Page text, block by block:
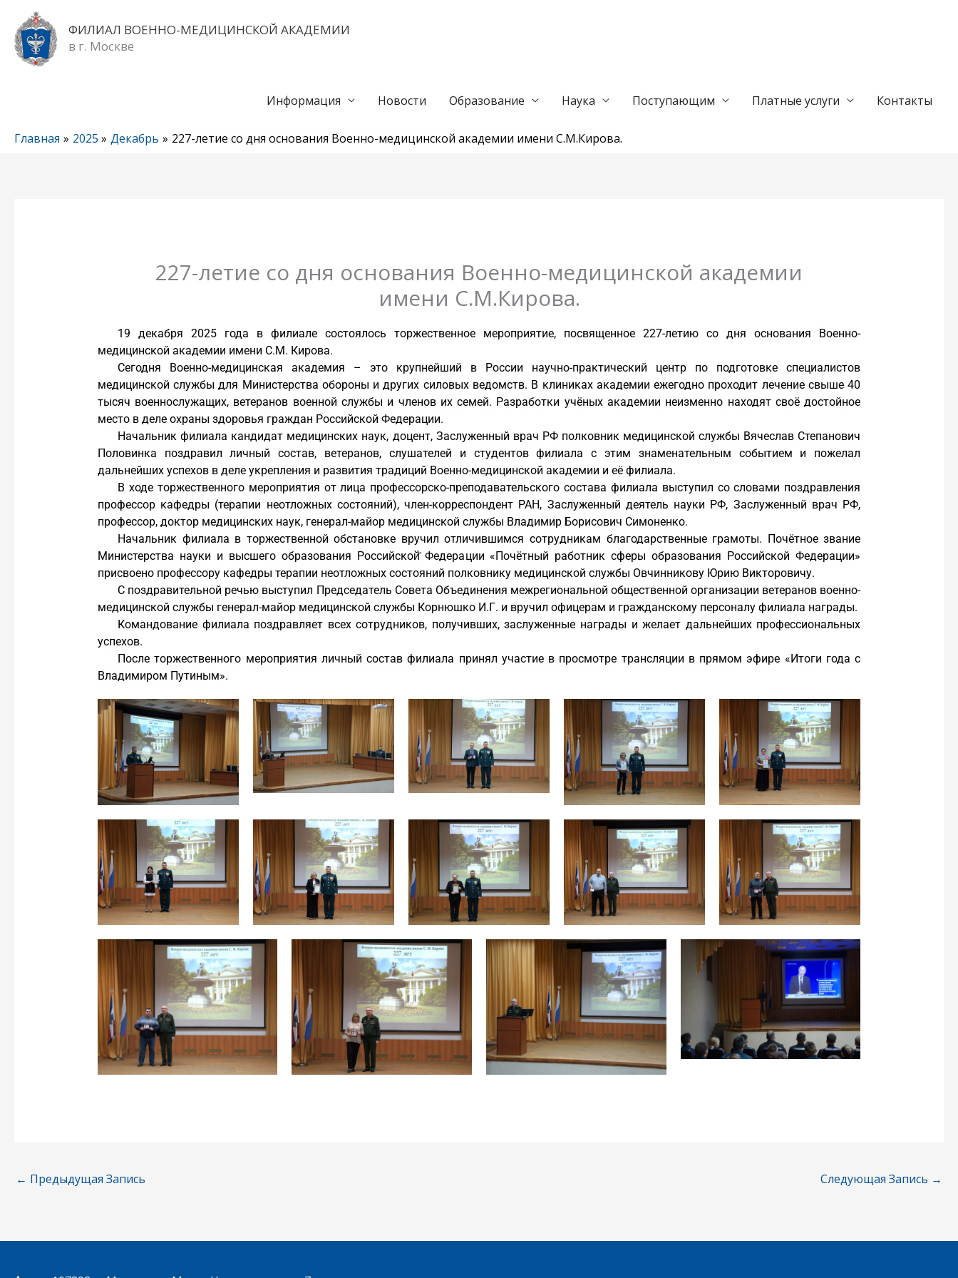
Перейти
содержимому
ФИЛИАЛ ВОЕННО-МЕДИЦИНСКОЙ АКАДЕМИИ
в г. Москве
Информация Новости Образование Наука Поступающим Платные услуги Контакты
Главная 2025 Декабрь 227-летие со дня основания Военно-медицинской академии имени С.М.Кирова.
227-летие со дня основания Военно-медицинской академии
имени С.М.Кирова.
19 декабря 2025 года в филиале состоялось торжественное мероприятие, посвященное 227-летию со дня основания Военно-
медицинской академии имени С.М. Кирова.
Сегодня Военно-медицинская академия – это крупнейший в России научно-практический центр по подготовке специалистов
медицинской службы для Министерства обороны и других силовых ведомств. В клиниках академии ежегодно проходит лечение свыше 40
тысяч военнослужащих, ветеранов военной службы и членов их семей. Разработки учёных академии неизменно находят своё достойное
место в деле охраны здоровья граждан Российской Федерации.
Начальник филиала кандидат медицинских наук, доцент, Заслуженный врач РФ полковник медицинской службы Вячеслав Степанович
Половинка поздравил личный состав, ветеранов, слушателей и студентов филиала с этим знаменательным событием и пожелал
дальнейших успехов в деле укрепления и развития традиций Военно-медицинской академии и её филиала.
В ходе торжественного мероприятия от лица профессорско-преподавательского состава филиала выступил со словами поздравления
профессор кафедры (терапии неотложных состояний), член-корреспондент РАН, Заслуженный деятель науки РФ, Заслуженный врач РФ,
профессор, доктор медицинских наук, генерал-майор медицинской службы Владимир Борисович Симоненко.
Начальник филиала в торжественной обстановке вручил отличившимся сотрудникам благодарственные грамоты. Почётное звание
Министерства науки и высшего образования Российской̆ Федерации «Почётный работник сферы образования Российской Федерации»
присвоено профессору кафедры терапии неотложных состояний полковнику медицинской службы Овчинникову Юрию Викторовичу.
С поздравительной речью выступил Председатель Совета Объединения межрегиональной общественной организации ветеранов военно-
медицинской службы генерал-майор медицинской службы Корнюшко И.Г. и вручил офицерам и гражданскому персоналу филиала награды.
Командование филиала поздравляет всех сотрудников, получивших, заслуженные награды и желает дальнейших профессиональных
успехов.
После торжественного мероприятия личный состав филиала принял участие в просмотре трансляции в прямом эфире «Итоги года с
Владимиром Путиным».
← Предыдущая Запись Следующая Запись →